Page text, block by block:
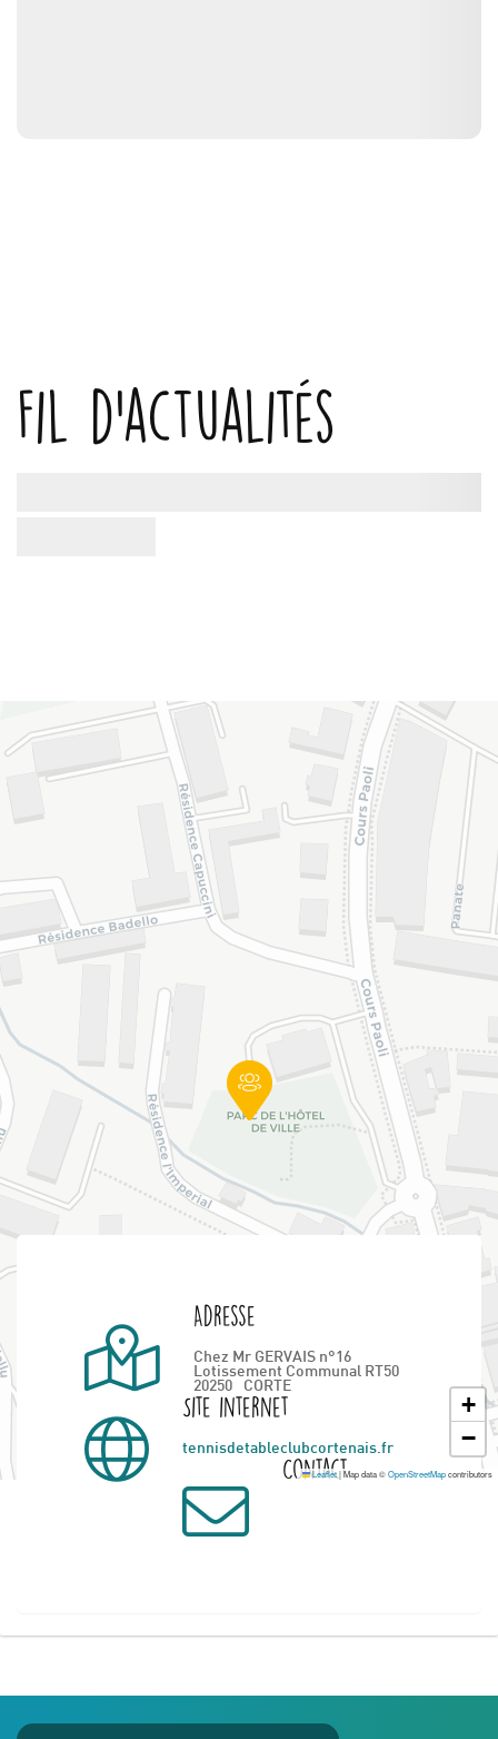
Fil d'actualités
+
−
Leaflet|Map data ©OpenStreetMapcontributors
Adresse
Chez Mr GERVAIS n°16
Lotissement Communal RT50
20250
CORTE
Site internet
tennisdetableclubcortenais.fr
Contact